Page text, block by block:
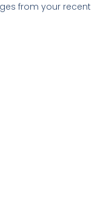
from your recent